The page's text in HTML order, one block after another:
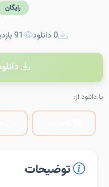
رایگان
0 دانلود 91 بازدید
یا دانلود از:
توضیحات